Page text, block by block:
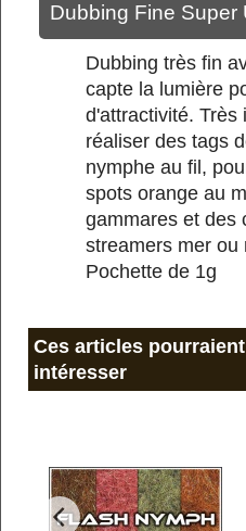
Dubbing Fine Super
Dubbing très fin
capte la lumière
d'attractivité. Très
réaliser des tags
nymphe au fil,
spots orange au
gammares et des
streamers mer ou
Pochette de 1g
Ces articles
intéresser